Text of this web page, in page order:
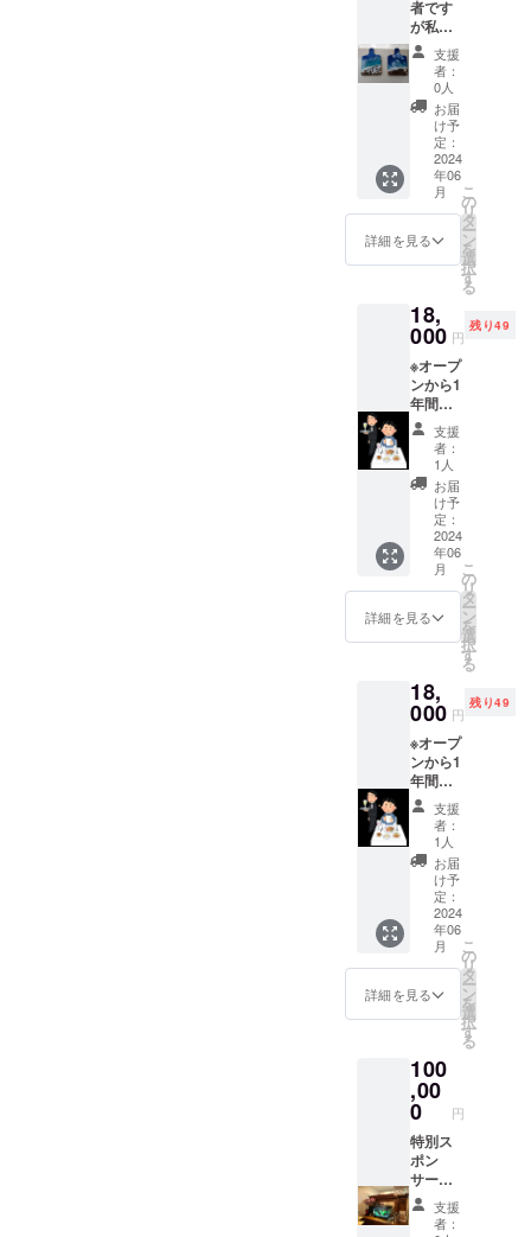
に感謝
のメッ
セージ
CAMPF
IREメッ
セージ
にてお
送りさ
せて頂
お、支
援時に
可能で
す。 応
援の気
持ちの
上乗
せ、大
歓迎で
す！
案内と
なりま
す。 開
催日程
は後日
お知ら
せとな
ります
ので日
程の合
う日に
お電話
または
お願い
いたし
運が良
ければ
トップ
インス
トラク
ターの
指導が
受けれ
るかも
心と体
をリ
ラック
スさせ
るヨガ
えるピ
ラティ
「健
康」に
ついて
考える
上で
は、病
気にな
りにく
くケガ
をしに
くい
「体」
なく、
ストレ
れリ
ラック
スする
など
「心」
も大
切。ヨ
ガが健
康にい
者です
が私が
作るレ
ジン
アー
ト】 レ
ジンで
鍋引き
の裏に
レジン
アート
でTUBE
の名前
を入れ
イズは
横約
15cm、
縦約
21cm、
奥行約
1.2cm
です。
歩いて5
分の長
浜海水
浴場の
砂を
使って
作りま
す。
世界に
です。
初心者
多少の
いびつ
さはお
許しく
ださい
m(__)m
支援
者：
0人
お届
け予
定：
2024
年06
月
詳細を見る
こ
の
リ
タ
ー
ン
を
選
択
す
る
18,
000 円
残り49
※オープ
ンから1
年間
2024年
6月から
2025年
5月まで
の期間
で1回平
日のみ1
泊朝食
付2名様
のご宿
泊券を
メール
しま
す。 ※
別途に
ご夕食
をつけ
ること
も可能
です。
夕食
ディ
ナー代
お一人
様6000
円～内
容によ
り料金
が違い
せくだ
さい。
※ご夕食
を付け
る場合
はご宿
泊日の5
日前ま
でにご
支援
者：
1人
お届
け予
定：
2024
年06
月
詳細を見る
こ
の
リ
タ
ー
ン
を
選
択
す
る
18,
000 円
残り49
※オープ
ンから1
年間
2024年
6月から
2025年
5月まで
の期間
で1回平
日のみ1
泊朝食
付2名様
のご宿
泊券を
メール
しま
す。 ☆
フルボ
トルワ
インご
提供
♪（Stell
a
marina
支援
者：
1人
お届
け予
定：
2024
年06
月
詳細を見る
こ
の
リ
タ
ー
ン
を
選
択
す
る
100
,00
0 円
特別ス
ポン
サーと
してお
名前を
支援
者：